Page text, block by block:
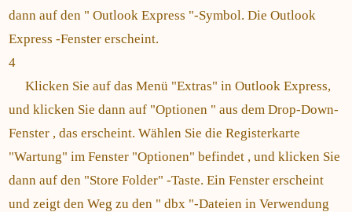
dann auf den " Outlook Express "-Symbol. Die Outlook
Express -Fenster erscheint.
4
Klicken Sie auf das Menü "Extras" in Outlook Express,
und klicken Sie dann auf "Optionen " aus dem Drop-Down-
Fenster , das erscheint. Wählen Sie die Registerkarte
"Wartung" im Fenster "Optionen" befindet , und klicken Sie
dann auf den "Store Folder" -Taste. Ein Fenster erscheint
und zeigt den Weg zu den " dbx "-Dateien in Verwendung